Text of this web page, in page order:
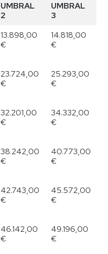
UMBRAL
2
UMBRAL
3
13.898,00
€
14.818,00
€
23.724,00
€
25.293,00
€
32.201,00
€
34.332,00
€
38.242,00
€
40.773,00
€
42.743,00
€
45.572,00
€
46.142,00
€
49.196,00
€